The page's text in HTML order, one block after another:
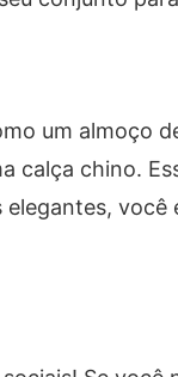
um almoço
calça chino.